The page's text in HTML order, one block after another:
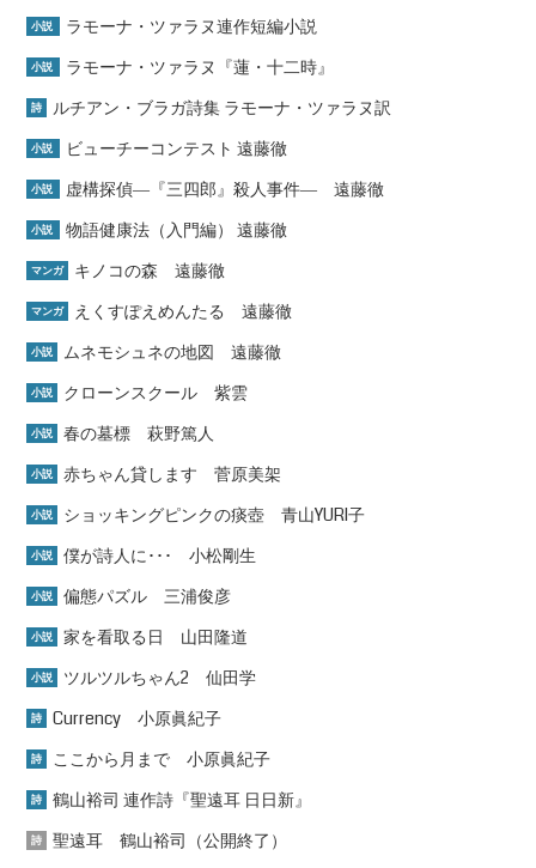
小説 ラモーナ・ツァラヌ連作短編小説
小説 ラモーナ・ツァラヌ『蓮・十二時』
詩 ルチアン・ブラガ詩集 ラモーナ・ツァラヌ訳
小説 ビューチーコンテスト 遠藤徹
小説 虚構探偵―『三四郎』殺人事件― 遠藤徹
小説 物語健康法（入門編） 遠藤徹
マンガ キノコの森 遠藤徹
マンガ えくすぽえめんたる 遠藤徹
小説 ムネモシュネの地図 遠藤徹
小説 クローンスクール 紫雲
小説 春の墓標 萩野篤人
小説 赤ちゃん貸します 菅原美架
小説 ショッキングピンクの痰壺 青山YURI子
小説 僕が詩人に･･･ 小松剛生
小説 偏態パズル 三浦俊彦
小説 家を看取る日 山田隆道
小説 ツルツルちゃん2 仙田学
詩 Currency 小原眞紀子
詩 ここから月まで 小原眞紀子
詩 鶴山裕司 連作詩『聖遠耳 日日新』
詩 聖遠耳 鶴山裕司（公開終了）